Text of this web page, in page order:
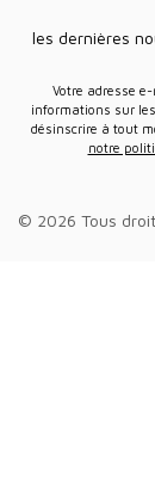
les dernières
Votre adresse e-mail sera uniquement utilisée pour vous envoyer des
informations sur
désinscrire à tout
notre
© 2026 Tous